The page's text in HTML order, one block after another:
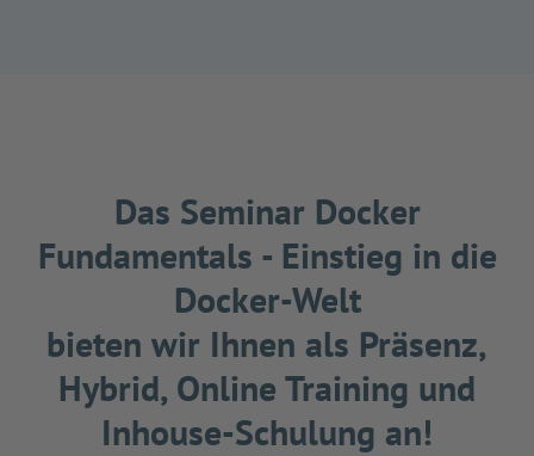
Das Seminar Docker
Fundamentals - Einstieg in die
Docker-Welt
bieten wir Ihnen als Präsenz,
Hybrid, Online Training und
Inhouse-Schulung an!